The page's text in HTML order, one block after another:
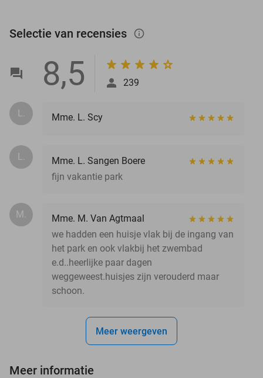
Selectie van recensies info_outlined
8,5 239
L. Mme. L. Scy
L.
Mme. L. Sangen Boere
fijn vakantie park
M.
Mme. M. Van Agtmaal
we hadden een huisje vlak bij de ingang van
het park en ook vlakbij het zwembad
e.d..heerlijke paar dagen
weggeweest.huisjes zijn verouderd maar
schoon.
Meer weergeven
Meer informatie